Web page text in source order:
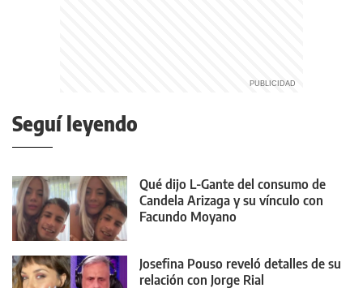
Seguí leyendo
Qué dijo L-Gante del consumo de
Candela Arizaga y su vínculo con
Facundo Moyano
Josefina Pouso reveló detalles de su
relación con Jorge Rial